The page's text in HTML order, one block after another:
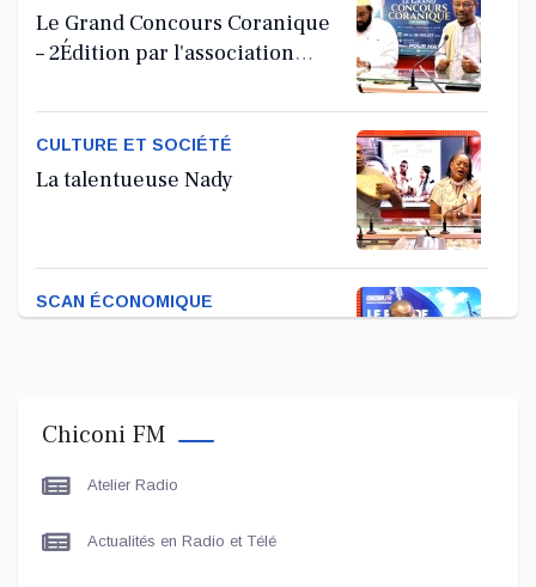
Le Grand Concours Coranique
– 2Édition par l'association
CULTURE ET SOCIÉTÉ
La talentueuse Nady
SCAN ÉCONOMIQUE
L'Association Zé Run pour le
Communes
Chiconi FM
Atelier Radio
Actualités en Radio et Télé